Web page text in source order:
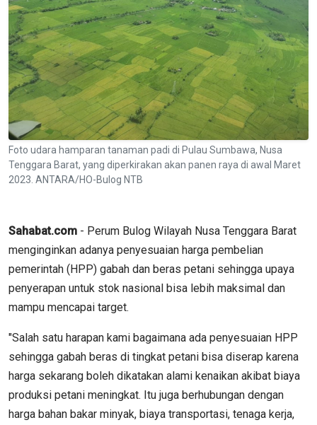
Foto udara hamparan tanaman padi di Pulau Sumbawa, Nusa
Tenggara Barat, yang diperkirakan akan panen raya di awal Maret
2023. ANTARA/HO-Bulog NTB
Sahabat.com - Perum Bulog Wilayah Nusa Tenggara Barat
menginginkan adanya penyesuaian harga pembelian
pemerintah (HPP) gabah dan beras petani sehingga upaya
penyerapan untuk stok nasional bisa lebih maksimal dan
mampu mencapai target.
"Salah satu harapan kami bagaimana ada penyesuaian HPP
sehingga gabah beras di tingkat petani bisa diserap karena
harga sekarang boleh dikatakan alami kenaikan akibat biaya
produksi petani meningkat. Itu juga berhubungan dengan
harga bahan bakar minyak, biaya transportasi, tenaga kerja,